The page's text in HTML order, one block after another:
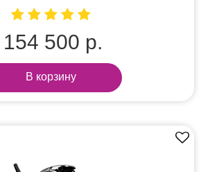
154 500 р.
В корзину